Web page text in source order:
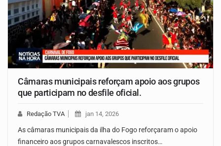
Câmaras municipais reforçam apoio aos grupos
que participam no desfile oficial.
Redação TVA jan 14, 2026
As câmaras municipais da ilha do Fogo reforçaram o apoio
financeiro aos grupos carnavalescos inscritos…